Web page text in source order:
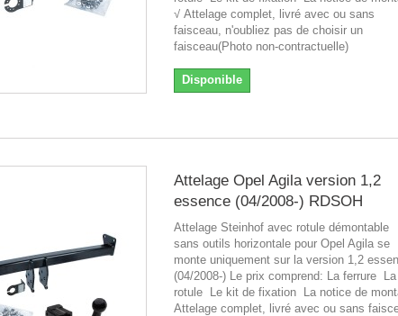
√ Attelage complet, livré avec ou sans
faisceau, n'oubliez pas de choisir un
faisceau(Photo non-contractuelle)
Disponible
Attelage Opel Agila version 1,2
essence (04/2008-) RDSOH
Attelage Steinhof avec rotule démontable
sans outils horizontale pour Opel Agila se
monte uniquement sur la version 1,2
(04/2008-) Le prix comprend: La ferrure La
rotule Le kit de fixation La notice de
Attelage complet, livré avec ou sans